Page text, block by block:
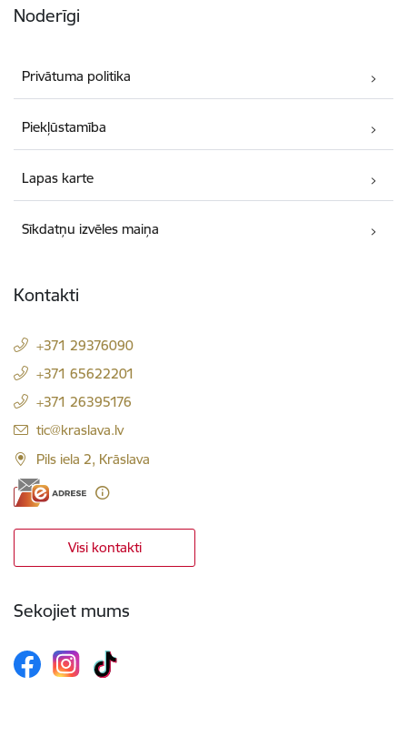
Noderīgi
Privātuma politika
Piekļūstamība
Lapas karte
Sīkdatņu izvēles maiņa
Kontakti
+371 29376090
+371 65622201
+371 26395176
E-pasts:
tic@kraslava.lv
Pils iela 2, Krāslava
Visi kontakti
Sekojiet mums